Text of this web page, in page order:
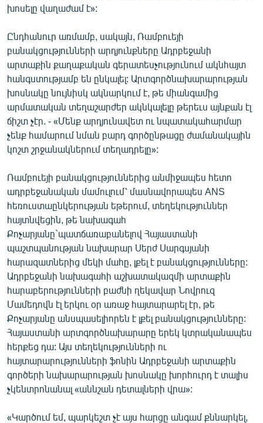
խոսելը վաղաժամ է»:
Ընդհանուր առմամբ, սակայն, Ռամբուեյի
բանակցությունների արդյունքները Ադրբեջանի
արտաքին քաղաքական գերատեսչությունում ակնհայտ
հանգստությամբ են ընկալել: Արտգործնախարարության
խոսնակը նույնիսկ ակնարկում է, թե միանգամից
արմատական տեղաշարժեր ակնկալելը թերեւս այնքան էլ
ճիշտ չէր. - «Մենք արդյունավետ ու նպատակահարմար
չենք համարում նման բարդ գործընթացը ժամանակային
կոշտ շրջանակներում տեղադրելը»:
Ռամբուեյի բանակցություններից անմիջապես հետո
ադրբեջանական մամուլում՝ մասնավորապես ANS
հեռուստաընկերության եթերում, տեղեկություններ
հայտնվեցին, թե նախագահ
Քոչարյանը`պատճառաբանելով Հայաստանի
պաշտպանության նախարար Սերժ Սարգսյանի
հարազատներից մեկի մահը, լքել է բանակցությունները:
Ադրբեջանի նախագահի աշխատակազմի արտաքին
հարաբերությունների բաժնի ղեկավար Նովրուզ
Մամեդովն էլ երկու օր առաջ հայտարարել էր, թե
Քոչարյանը անսպասելիորեն է լքել բանակցությունները:
Հայաստանի արտգործնախարարը երեկ կտրականապես
հերքեց դա: Այս տեղեկությունների ու
հայտարարությունների ֆոնին Ադրբեջանի արտաքին
գործերի նախարարության խոսնակը խորհուրդ է տալիս
չկենտրոնանալ «աննշան դետալների վրա»:
«Կարծում եմ, պարկեշտ չէ այս հարցը անգամ քննարկել,